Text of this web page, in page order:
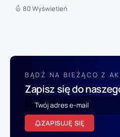
80 Wyświetleń
BĄDŹ NA BIEŻĄCO Z
Zapisz się do
ZAPISUJĘ SIĘ